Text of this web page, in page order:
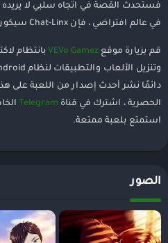
فستحدث القصة في اتجاه سلبي لا
في عالم افتراضي ، فإن Chat-Linx سيكون الخيار الأمثل لك.
قم بزيارة موقع VEVo Gamez بانتظام
دائمًا نشر أحدث إصدار من اللعبة على
الحصرية ، اشترك في قناة Telegram
استمتع بلعبة ممتعة.
الصور